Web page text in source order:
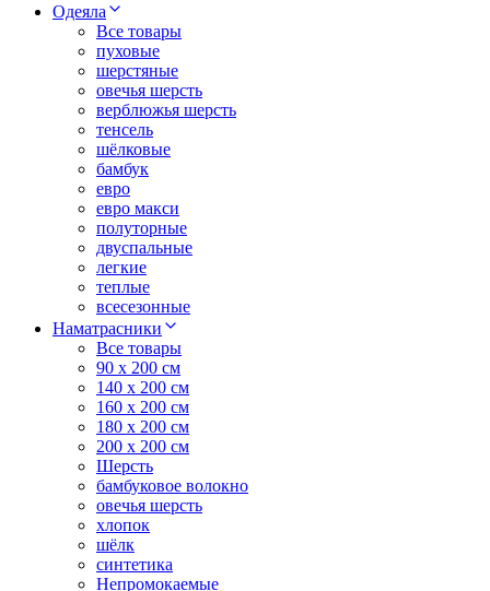
Одеяла
Все товары
пуховые
шерстяные
овечья шерсть
верблюжья шерсть
тенсель
шёлковые
бамбук
евро
евро макси
полуторные
двуспальные
легкие
теплые
всесезонные
Наматрасники
Все товары
90 x 200 см
140 x 200 см
160 x 200 см
180 x 200 см
200 x 200 см
Шерсть
бамбуковое волокно
овечья шерсть
хлопок
шёлк
синтетика
Непромокаемые